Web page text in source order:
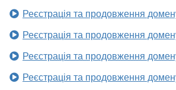
Реєстрація та продовження
Реєстрація та продовження
Реєстрація та продовження
Реєстрація та продовження